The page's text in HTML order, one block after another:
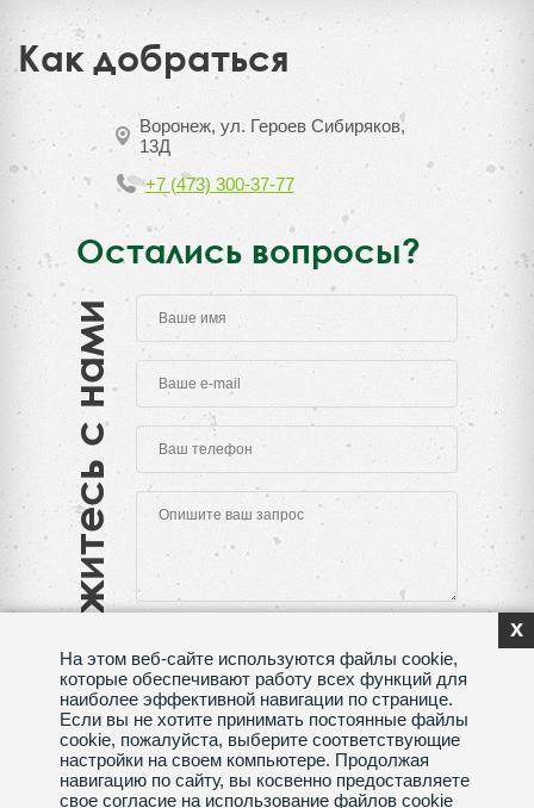
Как добраться
Воронеж, ул. Героев Сибиряков,
13Д
+7 (473) 300-37-77
Остались вопросы?
Свяжитесь с нами
Нажимая на кнопку "Отправить", Вы даете согласие
на обработку своихперсональных данных
Сделано в веб-студииSeoMAX
x
На этом веб-сайте используются файлы cookie,
которые обеспечивают работу всех функций для
наиболее эффективной навигации по странице.
Если вы не хотите принимать постоянные файлы
cookie, пожалуйста, выберите соответствующие
настройки на своем компьютере. Продолжая
навигацию по сайту, вы косвенно предоставляете
свое согласие на использование файлов cookie